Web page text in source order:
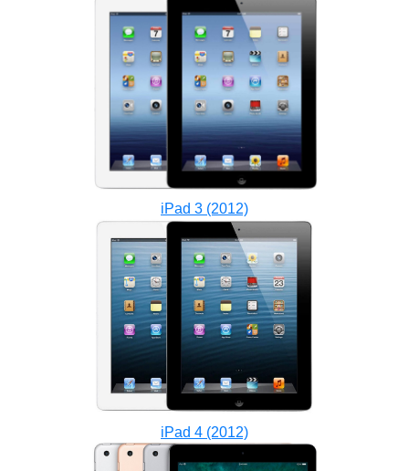
iPad 3 (2012)
iPad 4 (2012)